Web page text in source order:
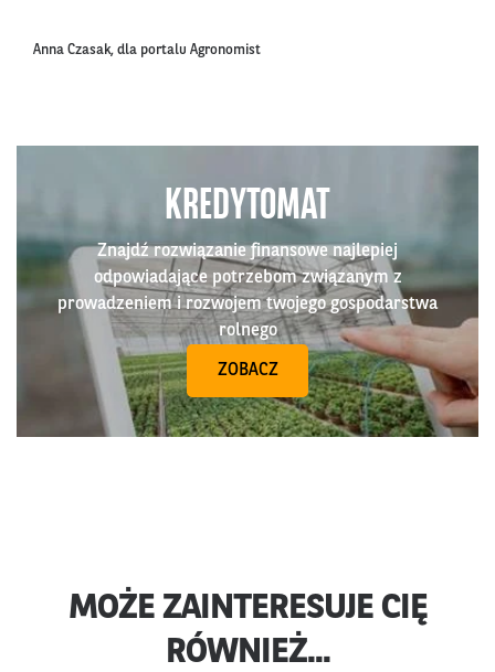
Anna Czasak, dla portalu Agronomist
KREDYTOMAT
Znajdź rozwiązanie finansowe najlepiej
odpowiadające potrzebom związanym z
prowadzeniem i rozwojem twojego gospodarstwa
rolnego
ZOBACZ
MOŻE ZAINTERESUJE CIĘ
RÓWNIEŻ...